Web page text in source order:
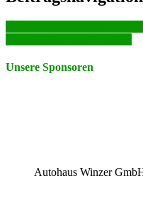
Unsere Sponsoren
Autohaus Winzer